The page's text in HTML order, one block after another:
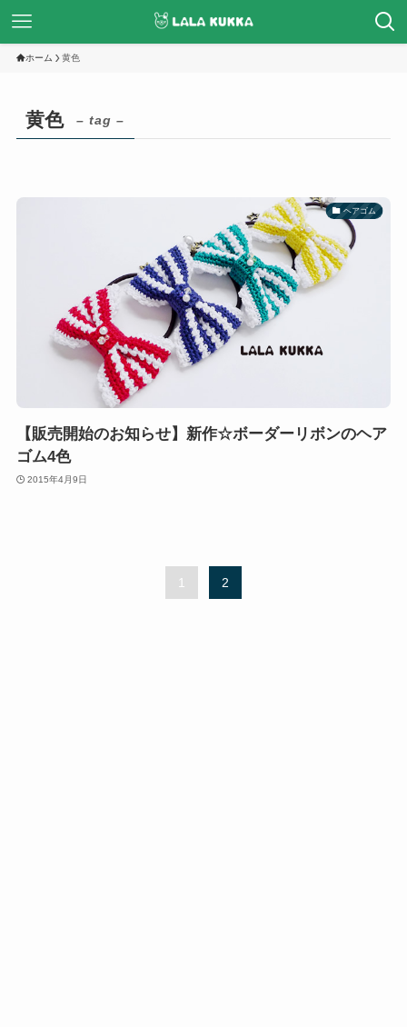
ホーム 黄色
黄色 – tag –
ヘアゴム
【販売開始のお知らせ】新作☆ボーダーリボンのヘア
ゴム4色
2015年4月9日
1 2